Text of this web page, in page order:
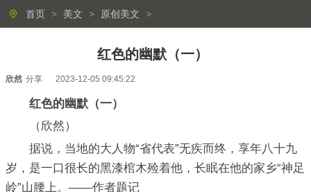
首页 > 美文 > 原创美文 >
红色的幽默（一）
欣然 分享 2023-12-05 09:45:22
红色的幽默（一）
（欣然）
据说，当地的大人物“省代表”无疾而终，享年八十九
岁，是一口很长的黑漆棺木殓着他，长眠在他的家乡“神足
岭”山腰上。——作者题记